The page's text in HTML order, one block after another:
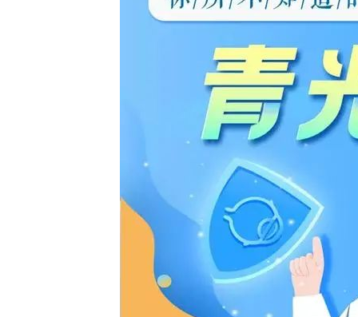
【眼底科】碰撞学术火花，荟聚眼科群英，这个眼底病诊疗新进展大会超燃！